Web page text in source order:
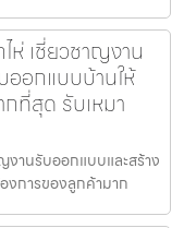
ห่ เชี่ยวชาญงาน
ออกแบบบ้านให้
ที่สุด รับเหมา
งานรับออกแบบและสร้าง
งการของลูกค้ามาก